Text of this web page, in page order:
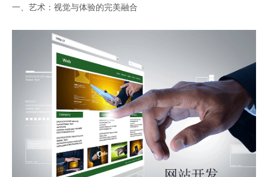
一、艺术：视觉与体验的完美融合